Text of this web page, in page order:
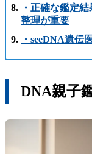
・正確な鑑定
整理が重要
・seeDNA遺伝
DNA親子